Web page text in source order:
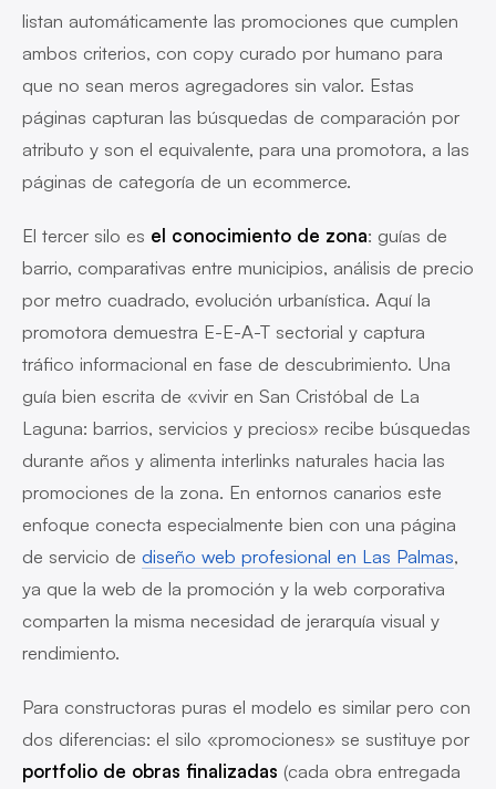
listan automáticamente las promociones que cumplen
ambos criterios, con copy curado por humano para
que no sean meros agregadores sin valor. Estas
páginas capturan las búsquedas de comparación por
atributo y son el equivalente, para una promotora, a las
páginas de categoría de un ecommerce.
El tercer silo es el conocimiento de zona: guías de
barrio, comparativas entre municipios, análisis de precio
por metro cuadrado, evolución urbanística. Aquí la
promotora demuestra E-E-A-T sectorial y captura
tráfico informacional en fase de descubrimiento. Una
guía bien escrita de «vivir en San Cristóbal de La
Laguna: barrios, servicios y precios» recibe búsquedas
durante años y alimenta interlinks naturales hacia las
promociones de la zona. En entornos canarios este
enfoque conecta especialmente bien con una página
de servicio de diseño web profesional en Las Palmas,
ya que la web de la promoción y la web corporativa
comparten la misma necesidad de jerarquía visual y
rendimiento.
Para constructoras puras el modelo es similar pero con
dos diferencias: el silo «promociones» se sustituye por
portfolio de obras finalizadas (cada obra entregada